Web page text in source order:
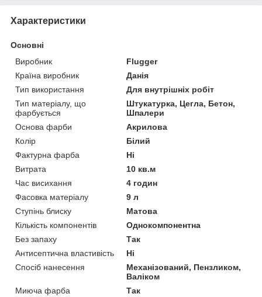
Характеристики
Основні
Виробник
Flugger
Країна виробник
Данія
Тип використання
Для внутрішніх робіт
Тип матеріалу, що
фарбується
Штукатурка, Цегла, Бетон,
Шпалери
Основа фарби
Акрилова
Колір
Білий
Фактурна фарба
Ні
Витрата
10 кв.м
Час висихання
4 годин
Фасовка матеріалу
9 л
Ступінь блиску
Матова
Кількість компонентів
Однокомпонентна
Без запаху
Так
Антисептична властивість
Ні
Спосіб нанесення
Механізований, Пензликом,
Валіком
Миюча фарба
Так